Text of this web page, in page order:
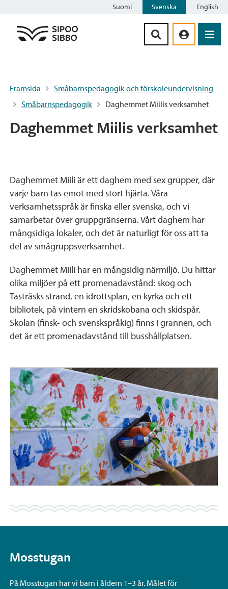
Suomi Svenska English
Framsida
Småbarnspedagogik och förskoleundervisning
Småbarnspedagogik
Daghemmet Miilis verksamhet
Daghemmet Miilis verksamhet
Daghemmet Miili är ett daghem med sex grupper, där
varje barn tas emot med stort hjärta. Våra
verksamhetsspråk är finska eller svenska, och vi
samarbetar över gruppgränserna. Vårt daghem har
mångsidiga lokaler, och det är naturligt för oss att ta
del av smågruppsverksamhet.
Daghemmet Miili har en mångsidig närmiljö. Du hittar
olika miljöer på ett promenadavstånd: skog och
Tasträsks strand, en idrottsplan, en kyrka och ett
bibliotek, på vintern en skridskobana och skidspår.
Skolan (finsk- och svenskspråkig) finns i grannen, och
det är ett promenadavstånd till busshållplatsen.
Mosstugan
På Mosstugan har vi barn i åldern 1–3 år. Målet för